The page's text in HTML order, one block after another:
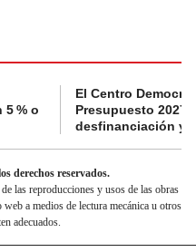
% o
El Centro
Presupuesto 2027
desfinanciación y
derechos reservados.
las reproducciones y usos de las obras
a medios de lectura mecánica u otros
adecuados.